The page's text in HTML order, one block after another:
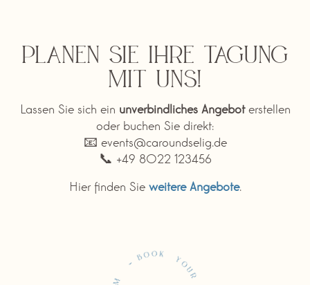
Planen Sie Ihre Tagung
mit uns!
Lassen Sie sich ein unverbindliches Angeboterstellen
oder buchen Sie direkt:
📧 events@caroundselig.de
📞 +49 8022 123456
Hier finden Sie weitere Angebote.